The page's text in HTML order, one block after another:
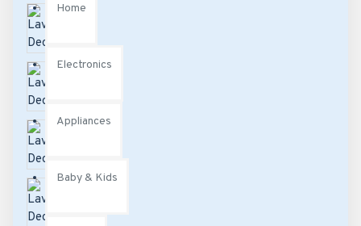
Home
Electronics
Appliances
Baby & Kids